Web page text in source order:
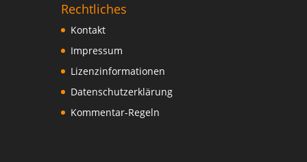
Rechtliches
Kontakt
Impressum
Lizenzinformationen
Datenschutzerklärung
Kommentar-Regeln